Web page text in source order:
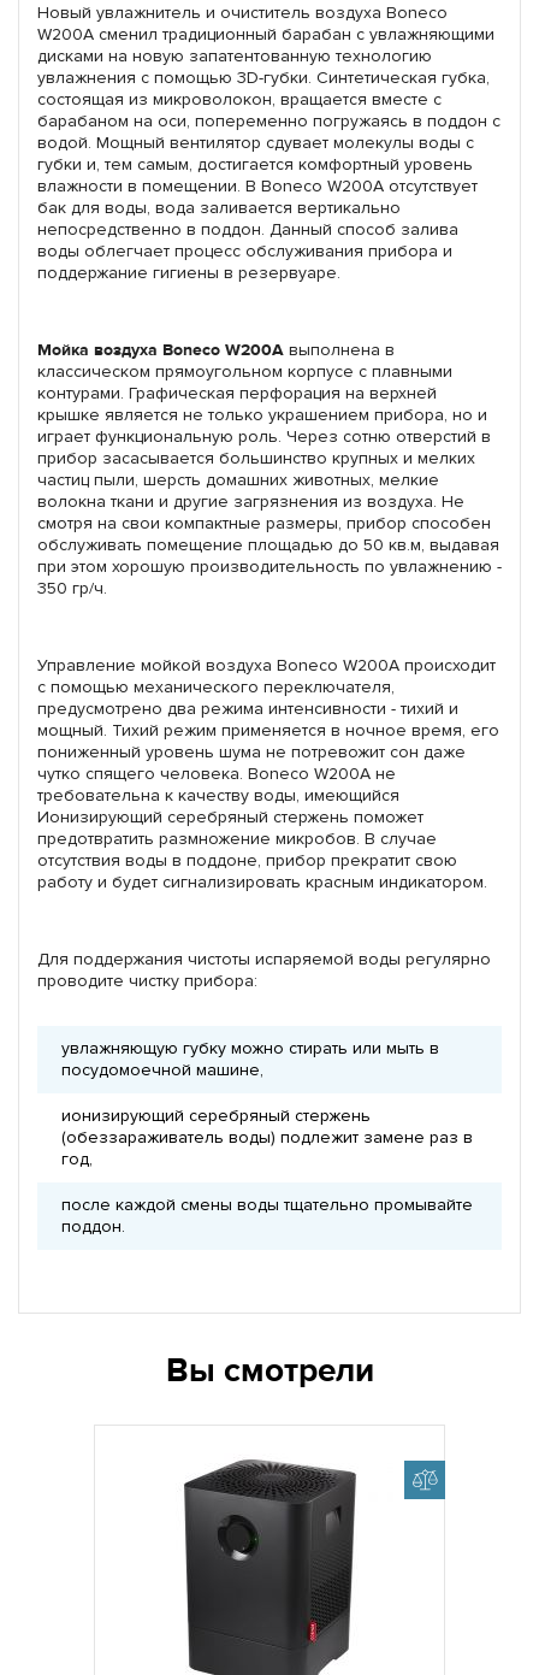
Новый увлажнитель и очиститель воздуха Boneco
W200A сменил традиционный барабан с увлажняющими
дисками на новую запатентованную технологию
увлажнения с помощью 3D-губки. Синтетическая губка,
состоящая из микроволокон, вращается вместе с
барабаном на оси, попеременно погружаясь в поддон с
водой. Мощный вентилятор сдувает молекулы воды с
губки и, тем самым, достигается комфортный уровень
влажности в помещении. В Boneco W200A отсутствует
бак для воды, вода заливается вертикально
непосредственно в поддон. Данный способ залива
воды облегчает процесс обслуживания прибора и
поддержание гигиены в резервуаре.
Мойка воздуха Boneco W200A выполнена в
классическом прямоугольном корпусе с плавными
контурами. Графическая перфорация на верхней
крышке является не только украшением прибора, но и
играет функциональную роль. Через сотню отверстий в
прибор засасывается большинство крупных и мелких
частиц пыли, шерсть домашних животных, мелкие
волокна ткани и другие загрязнения из воздуха. Не
смотря на свои компактные размеры, прибор способен
обслуживать помещение площадью до 50 кв.м, выдавая
при этом хорошую производительность по увлажнению -
350 гр/ч.
Управление мойкой воздуха Boneco W200A происходит
с помощью механического переключателя,
предусмотрено два режима интенсивности - тихий и
мощный. Тихий режим применяется в ночное время, его
пониженный уровень шума не потревожит сон даже
чутко спящего человека. Boneco W200A не
требовательна к качеству воды, имеющийся
Ионизирующий серебряный стержень поможет
предотвратить размножение микробов. В случае
отсутствия воды в поддоне, прибор прекратит свою
работу и будет сигнализировать красным индикатором.
Для поддержания чистоты испаряемой воды регулярно
проводите чистку прибора:
увлажняющую губку можно стирать или мыть в
посудомоечной машине,
ионизирующий серебряный стержень
(обеззараживатель воды) подлежит замене раз в
год,
после каждой смены воды тщательно промывайте
поддон.
Вы смотрели